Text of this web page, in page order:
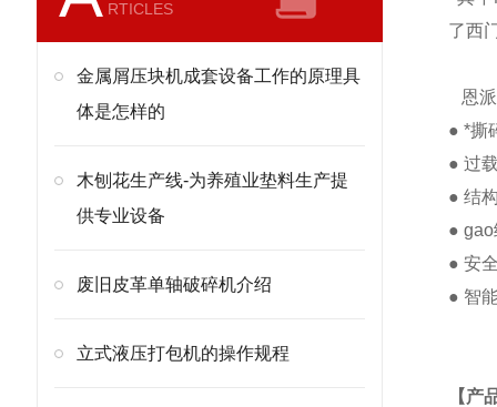
RTICLES
金属屑压块机成套设备工作的原理具
体是怎样的
木刨花生产线-为养殖业垫料生产提
供专业设备
废旧皮革单轴破碎机介绍
立式液压打包机的操作规程
了西
恩
● *撕
● 过
● 结
●
● 安
● 智
【产